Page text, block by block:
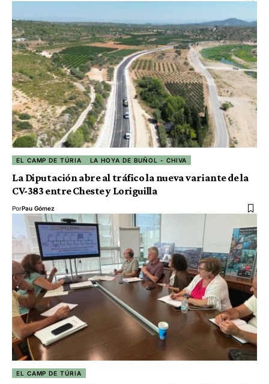
EL CAMP DE TÚRIA LA HOYA DE BUÑOL - CHIVA
La Diputación abre al tráfico la nueva variante de la
CV-383 entre Cheste y Loriguilla
PorPau Gómez
EL CAMP DE TÚRIA